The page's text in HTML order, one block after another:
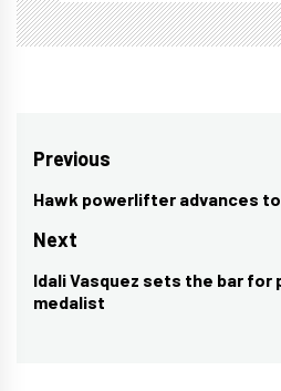
Post
navigation
Previous
Previous
post:
Hawk powerlifter advances
Next
Next
post:
Idali Vasquez sets the bar
medalist